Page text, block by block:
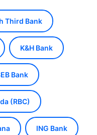
Third Bank
K&H Bank
Bank
(RBC)
ING Bank